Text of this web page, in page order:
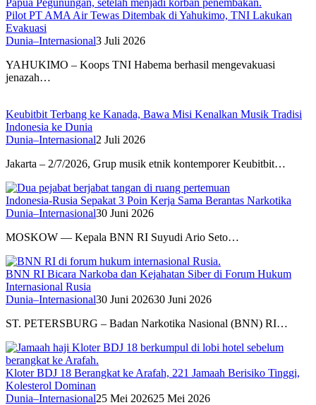
Pilot PT AMA Air Tewas Ditembak di Yahukimo, TNI Lakukan
Evakuasi
Dunia–Internasional3 Juli 2026
YAHUKIMO – Koops TNI Habema berhasil mengevakuasi
jenazah…
Keubitbit Terbang ke Kanada, Bawa Misi Kenalkan Musik Tradisi
Indonesia ke Dunia
Dunia–Internasional2 Juli 2026
Jakarta – 2/7/2026, Grup musik etnik kontemporer Keubitbit…
Indonesia-Rusia Sepakat 3 Poin Kerja Sama Berantas Narkotika
Dunia–Internasional30 Juni 2026
MOSKOW — Kepala BNN RI Suyudi Ario Seto…
BNN RI Bicara Narkoba dan Kejahatan Siber di Forum Hukum
Internasional Rusia
Dunia–Internasional30 Juni 202630 Juni 2026
ST. PETERSBURG – Badan Narkotika Nasional (BNN) RI…
Kloter BDJ 18 Berangkat ke Arafah, 221 Jamaah Berisiko Tinggi,
Kolesterol Dominan
Dunia–Internasional25 Mei 202625 Mei 2026